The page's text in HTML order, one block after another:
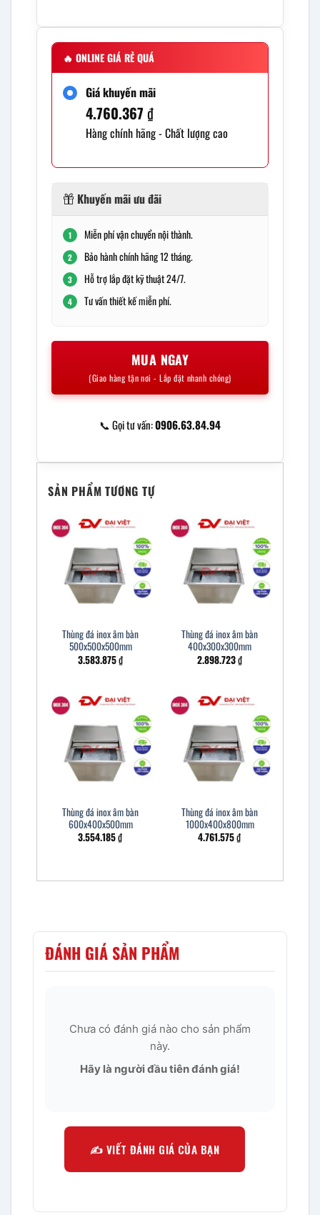
🔥 ONLINE GIÁ RẺ QUÁ
Giá khuyến mãi
4.760.367 ₫
Hàng chính hãng - Chất lượng cao
Khuyến mãi ưu đãi
1 Miễn phí vận chuyển nội thành.
2 Bảo hành chính hãng 12 tháng.
3 Hỗ trợ lắp đặt kỹ thuật 24/7.
4 Tư vấn thiết kế miễn phí.
MUA NGAY
(Giao hàng tận nơi - Lắp đặt nhanh chóng)
📞 Gọi tư vấn:0906.63.84.94
SẢN PHẨM TƯƠNG TỰ
Thùng đá inox âm bàn
500x500x500mm
3.583.875₫
Thùng đá inox âm bàn
400x300x300mm
2.898.723₫
Thùng đá inox âm bàn
600x400x500mm
3.554.185₫
Thùng đá inox âm bàn
1000x400x800mm
4.761.575₫
ĐÁNH GIÁ SẢN PHẨM
Chưa có đánh giá nào cho sản phẩm
này.
Hãy là người đầu tiên đánh giá!
✍️ VIẾT ĐÁNH GIÁ CỦA BẠN